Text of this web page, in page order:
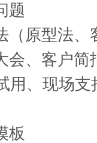
题
（原型法
会、客户
用、现场
板